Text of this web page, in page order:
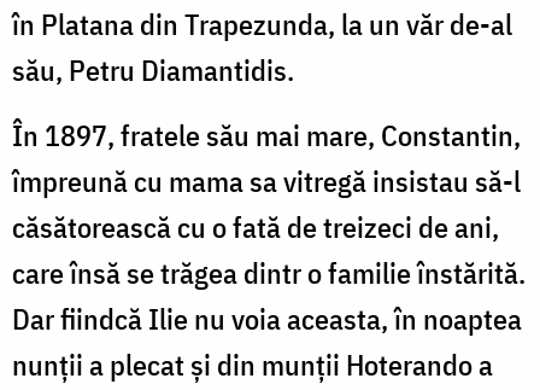
în Platana din Trapezunda, la un văr de-al
său, Petru Diamantidis.
În 1897, fratele său mai mare, Constantin,
împreună cu mama sa vitregă insistau să-l
căsătorească cu o fată de treizeci de ani,
care însă se trăgea dintr o familie înstărită.
Dar fiindcă Ilie nu voia aceasta, în noaptea
nunţii a plecat şi din munţii Hoterando a